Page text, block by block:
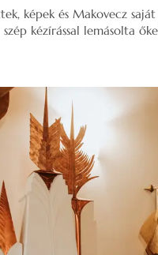
képek és Makovecz
kézírással lemásolta